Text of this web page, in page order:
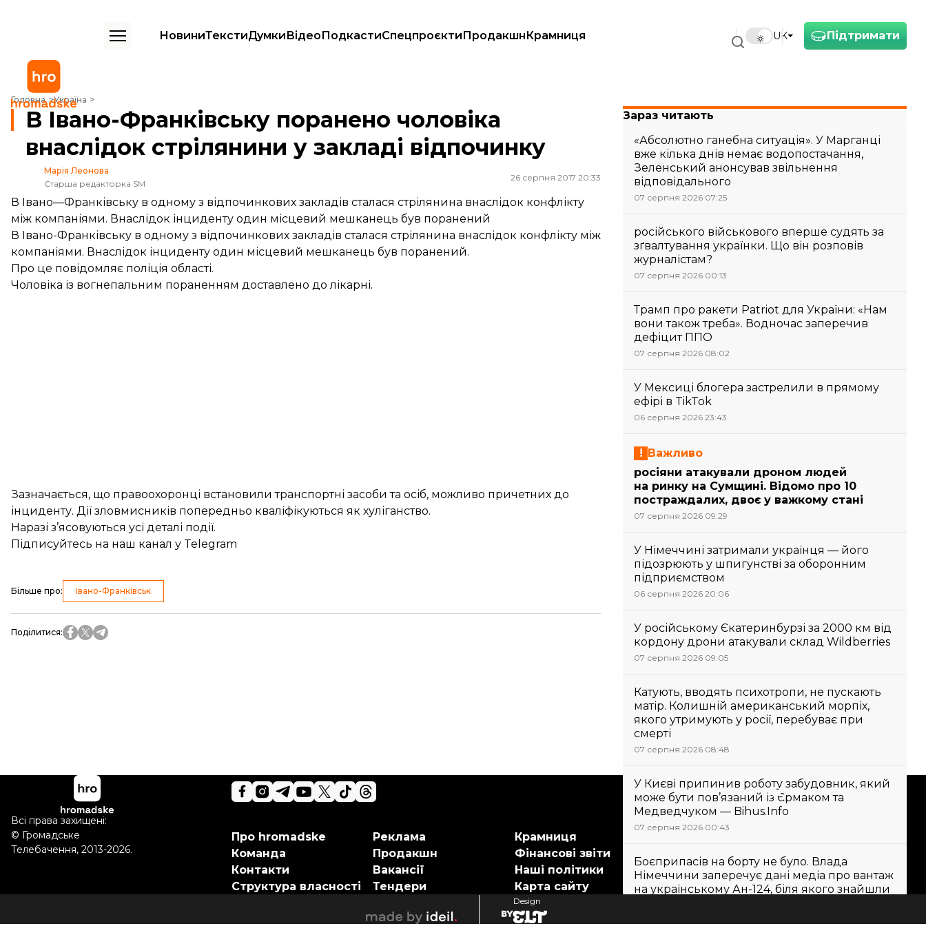
Підтримати
UK
НовиниТекстиДумкиВідеоПодкастиСпецпроєктиПродакшнКрамниця
Головна Україна
В Івано-Франківську поранено чоловіка внаслідок стрілянини у закладі відпочинку
В Івано-Франківську поранено чоловіка
внаслідок стрілянини у закладі відпочинку
Марія Леонова
Старша редакторка SM
26 серпня 2017 20:33
В Івано—Франківську в одному з відпочинкових закладів сталася стрілянина внаслідок конфлікту
між компаніями. Внаслідок інциденту один місцевий мешканець був поранений
В Івано-Франківську в одному з відпочинкових закладів сталася стрілянина внаслідок конфлікту між
компаніями. Внаслідок інциденту один місцевий мешканець був поранений.
Про це повідомляє поліція області.
Чоловіка із вогнепальним пораненням доставлено до лікарні.
Зазначається, що правоохоронці встановили транспортні засоби та осіб, можливо причетних до
інциденту. Дії зловмисників попередньо кваліфікуються як хуліганство.
Наразі з’ясовуються усі деталі події.
Підписуйтесь на наш канал у Telegram
Більше про: Івано-Франківськ
Поділитися:
Зараз читають
«Абсолютно ганебна ситуація». У Марганці
вже кілька днів немає водопостачання,
Зеленський анонсував звільнення
відповідального
07 серпня 2026 07:25
російського військового вперше судять за
зґвалтування українки. Що він розповів
журналістам?
07 серпня 2026 00:13
Трамп про ракети Patriot для України: «Нам
вони також треба». Водночас заперечив
дефіцит ППО
07 серпня 2026 08:02
У Мексиці блогера застрелили в прямому
ефірі в TikTok
06 серпня 2026 23:43
Важливо
росіяни атакували дроном людей
на ринку на Сумщині. Відомо про 10
постраждалих, двоє у важкому стані
07 серпня 2026 09:29
У Німеччині затримали українця — його
підозрюють у шпигунстві за оборонним
підприємством
06 серпня 2026 20:06
У російському Єкатеринбурзі за 2000 км від
кордону дрони атакували склад Wildberries
07 серпня 2026 09:05
Катують, вводять психотропи, не пускають
матір. Колишній американський морпіх,
якого утримують у росії, перебуває при
смерті
07 серпня 2026 08:48
У Києві припинив роботу забудовник, який
може бути пов’язаний із Єрмаком та
Медведчуком — Bihus.Info
07 серпня 2026 00:43
Боєприпасів на борту не було. Влада
Німеччини заперечує дані медіа про вантаж
на українському Ан-124, біля якого знайшли
Підтримати
Ми працюємо для тебе та
завдяки тобі. Будь нашим
другом
Про hromadske
Команда
Контакти
Структура власності
Реклама
Продакшн
Вакансії
Тендери
Крамниця
Фінансові звіти
Наші політики
Карта сайту
Всі права захищені:
© Громадське
Телебачення, 2013-2026.
ideil
Design
elt